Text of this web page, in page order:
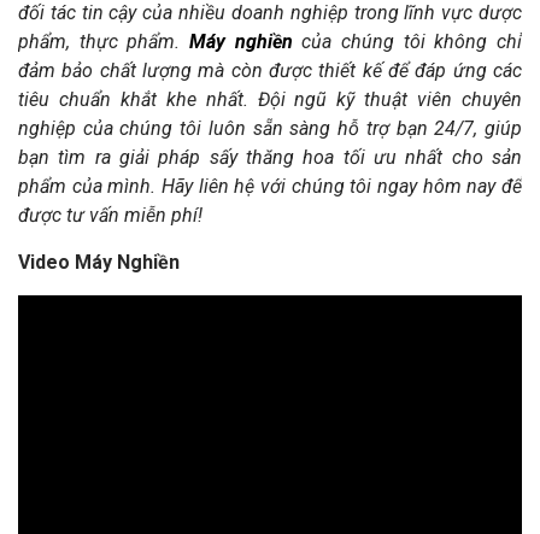
đối tác tin cậy của nhiều doanh nghiệp trong lĩnh vực dược
phẩm, thực phẩm. Máy nghiền của chúng tôi không chỉ
đảm bảo chất lượng mà còn được thiết kế để đáp ứng các
tiêu chuẩn khắt khe nhất. Đội ngũ kỹ thuật viên chuyên
nghiệp của chúng tôi luôn sẵn sàng hỗ trợ bạn 24/7, giúp
bạn tìm ra giải pháp sấy thăng hoa tối ưu nhất cho sản
phẩm của mình. Hãy liên hệ với chúng tôi ngay hôm nay để
được tư vấn miễn phí!
Video Máy Nghiền